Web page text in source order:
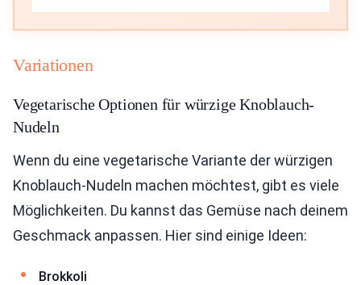
Variationen
Vegetarische Optionen für würzige Knoblauch-
Nudeln
Wenn du eine vegetarische Variante der würzigen
Knoblauch-Nudeln machen möchtest, gibt es viele
Möglichkeiten. Du kannst das Gemüse nach deinem
Geschmack anpassen. Hier sind einige Ideen:
Brokkoli